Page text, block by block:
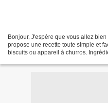
Bonjour, J'espère que vous allez
propose une recette toute simple et
biscuits ou appareil à churros.